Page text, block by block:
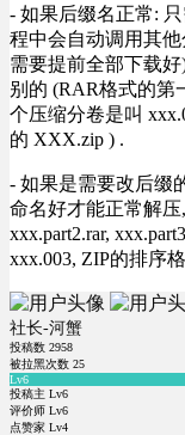
- 如果后缀名正常:
程中会自动调用其
需要提前全部下载
别的 (RAR格式的第
个压缩分卷是叫
的 XXX.zip ) .
- 如果是需要改后缀
命名好才能正常解压
xxx.part2.rar,
xxx.003, ZIP的排序
社长-河蟹
投稿数 2958
被拉黑次数 25
Lv6
投稿主 Lv6
评价师 Lv6
点赞家 Lv4